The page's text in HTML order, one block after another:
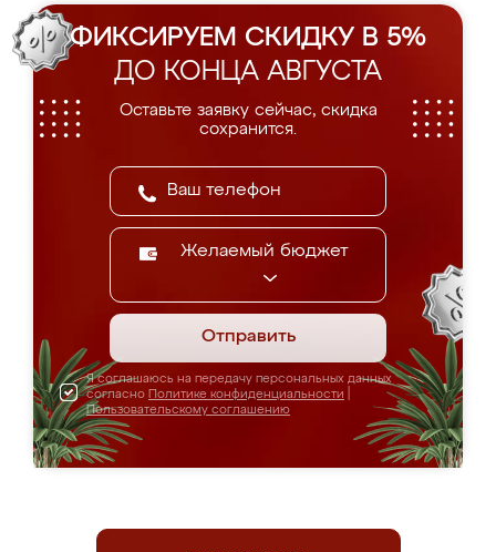
ФИКСИРУЕМ СКИДКУ В 5%
ДО КОНЦА АВГУСТА
Оставьте заявку сейчас, скидка
сохранится.
Желаемый бюджет
Отправить
Я соглашаюсь на передачу персональных данных
согласно Политике конфиденциальности
Пользовательскому соглашению